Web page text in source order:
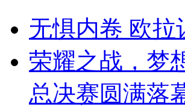
无惧内卷 欧
荣耀之战，梦
总决赛圆满落